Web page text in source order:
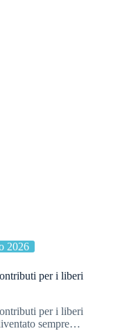
2026
per i liberi
per i liberi
sempre…